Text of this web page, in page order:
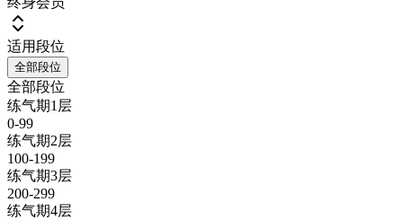
适用段位
全部段位
全部段位
练气期1层
0-99
练气期2层
100-199
练气期3层
200-299
练气期4层